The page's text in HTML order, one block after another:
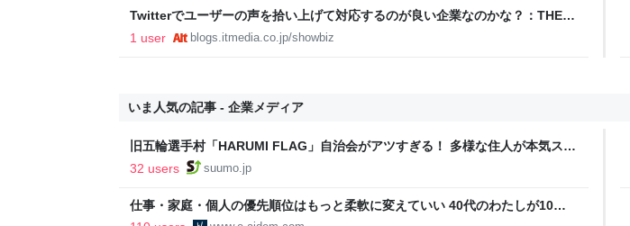
Twitterでユーザーの声を拾い上げて対応するのが良い企業なのかな？：THE
SHOW MUST GO ON：オルタナティブ・ブログ
1 user blogs.itmedia.co.jp/showbiz
いま人気の記事 - 企業メディア
旧五輪選手村「HARUMI FLAG」自治会がアツすぎる！ 多様な住人が本気スキ
ルで挑む、盆踊り2万人集客や交通改善など“街の価値向上”戦略 東京・中央
32 users suumo.jp
仕事・家庭・個人の優先順位はもっと柔軟に変えていい 40代のわたしが10年
後の自分に伝えたいこと - りっすん by イーアイデム